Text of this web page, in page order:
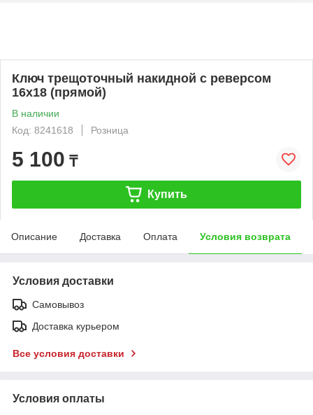
Ключ трещоточный накидной с реверсом
16х18 (прямой)
В наличии
Код: 8241618
Розница
5 100 ₸
Купить
Описание Доставка Оплата Условия возврата
Условия доставки
Самовывоз
Доставка курьером
Все условия доставки
Условия оплаты